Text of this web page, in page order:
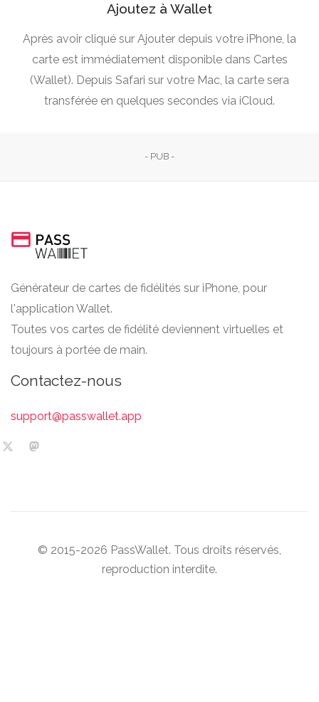
Ajoutez à Wallet
Après avoir cliqué sur Ajouter depuis votre iPhone, la
carte est immédiatement disponible dans Cartes
(Wallet). Depuis Safari sur votre Mac, la carte sera
transférée en quelques secondes via iCloud.
- PUB -
Générateur de cartes de fidélités sur iPhone, pour
l'application Wallet.
Toutes vos cartes de fidélité deviennent virtuelles et
toujours à portée de main.
Contactez-nous
support@passwallet.app
© 2015-2026 PassWallet. Tous droits réservés,
reproduction interdite.